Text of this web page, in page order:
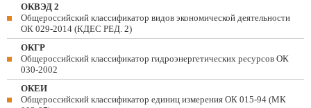
ОКВЭД 2
Общероссийский классификатор видов экономической деятельности
ОК 029-2014 (КДЕС РЕД. 2)
ОКГР
Общероссийский классификатор гидроэнергетических ресурсов ОК
030-2002
ОКЕИ
Общероссийский классификатор единиц измерения ОК 015-94 (МК